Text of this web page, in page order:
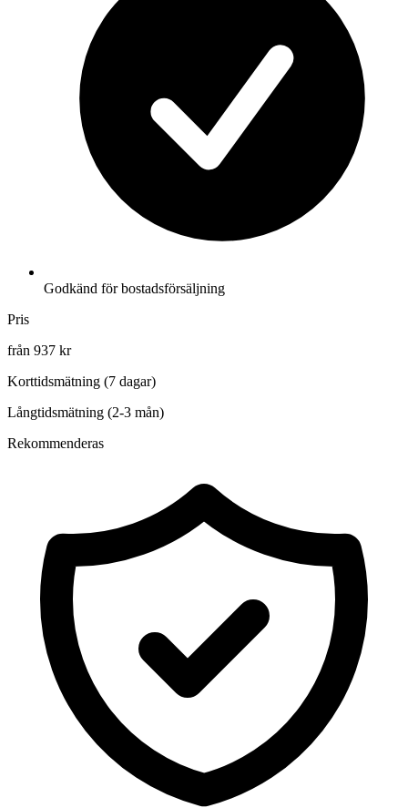
Godkänd för bostadsförsäljning
Pris
från 937 kr
Korttidsmätning (7 dagar)
Långtidsmätning (2-3 mån)
Rekommenderas